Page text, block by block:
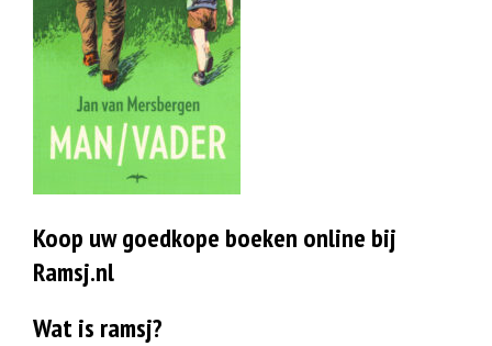
Koop uw goedkope boeken online bij
Ramsj.nl
Wat is ramsj?